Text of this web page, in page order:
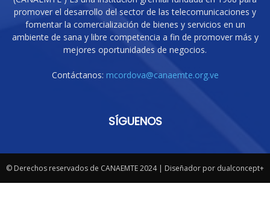
promover el desarrollo del sector de las telecomunicaciones y
fomentar la comercialización de bienes y servicios en un
ambiente de sana y libre competencia a fin de promover más y
mejores oportunidades de negocios.
Contáctanos: mcordova@canaemte.org.ve
SÍGUENOS
© Derechos reservados de CANAEMTE 2024 | Diseñador por dualconcept+